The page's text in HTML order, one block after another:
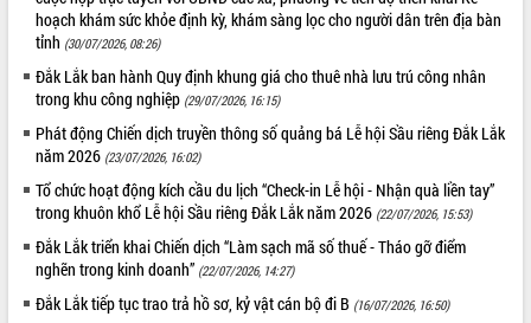
hoạch khám sức khỏe định kỳ, khám sàng lọc cho người dân trên địa bàn
tỉnh (30/07/2026, 08:26)
Đắk Lắk ban hành Quy định khung giá cho thuê nhà lưu trú công nhân
trong khu công nghiệp (29/07/2026, 16:15)
Phát động Chiến dịch truyền thông số quảng bá Lễ hội Sầu riêng Đắk Lắk
năm 2026 (23/07/2026, 16:02)
Tổ chức hoạt động kích cầu du lịch “Check-in Lễ hội - Nhận quà liền tay”
trong khuôn khổ Lễ hội Sầu riêng Đắk Lắk năm 2026 (22/07/2026, 15:53)
Đắk Lắk triển khai Chiến dịch “Làm sạch mã số thuế - Tháo gỡ điểm
nghẽn trong kinh doanh” (22/07/2026, 14:27)
Đắk Lắk tiếp tục trao trả hồ sơ, kỷ vật cán bộ đi B (16/07/2026, 16:50)